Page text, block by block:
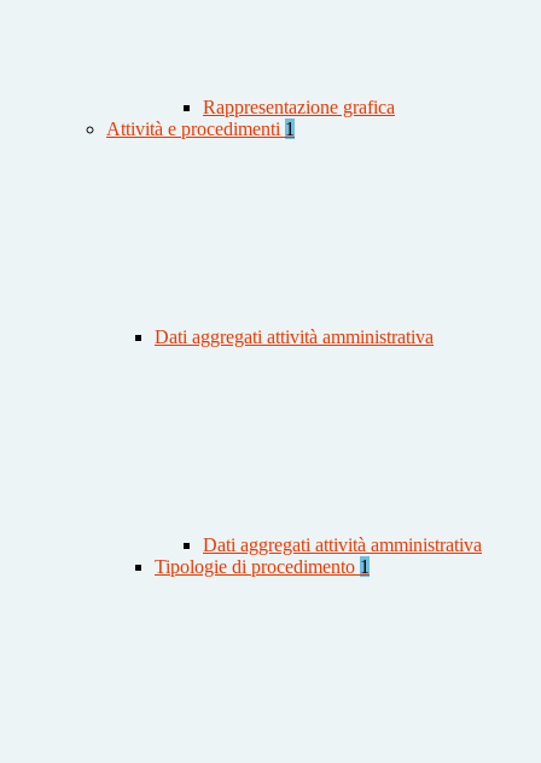
Rappresentazione grafica
Attività e procedimenti 1
Dati aggregati attività amministrativa
Dati aggregati attività amministrativa
Tipologie di procedimento 1